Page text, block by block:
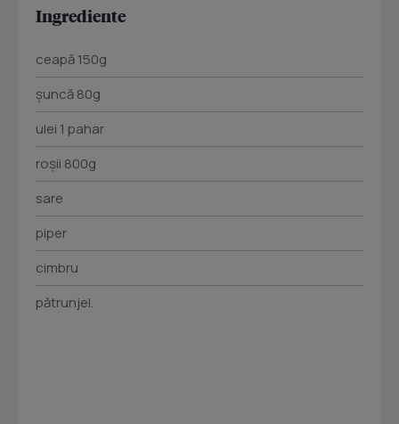
Ingrediente
ceapă 150g
şuncă 80g
ulei 1 pahar
roşii 800g
sare
piper
cimbru
pătrunjel.